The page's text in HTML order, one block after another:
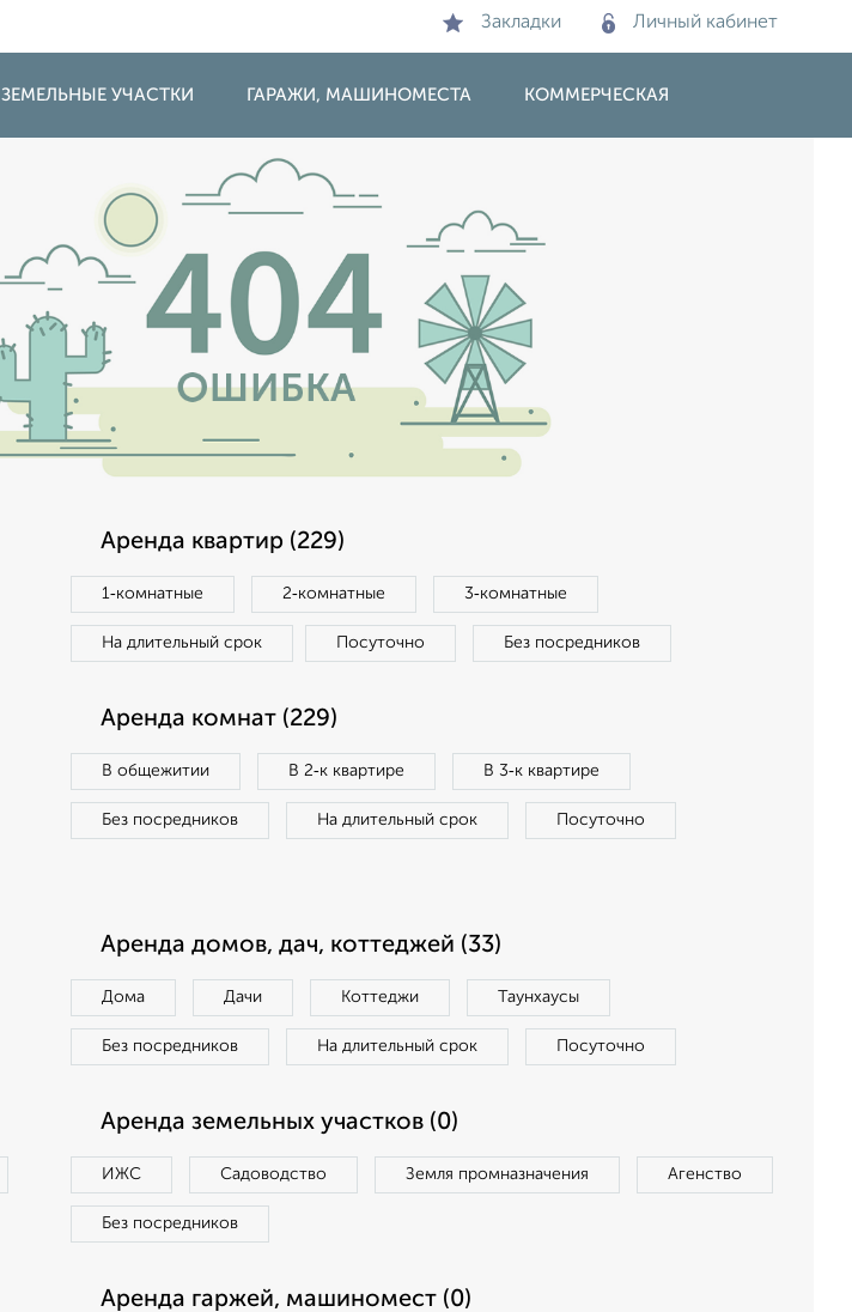
Закладки Личный кабинет
ЗЕМЕЛЬНЫЕ УЧАСТКИ ГАРАЖИ, МАШИНОМЕСТА КОММЕРЧЕСКАЯ
Аренда квартир (229)
1‑комнатные 2‑комнатные 3‑комнатные
На длительный срок Посуточно Без посредников
Аренда комнат (229)
В общежитии В 2‑к квартире В 3‑к квартире
Без посредников На длительный срок Посуточно
Аренда домов, дач, коттеджей (33)
Дома Дачи Коттеджи Таунхаусы
Без посредников На длительный срок Посуточно
Аренда земельных участков (0)
ИЖС Садоводство Земля промназначения Агенство
Без посредников
Аренда гаржей, машиномест (0)